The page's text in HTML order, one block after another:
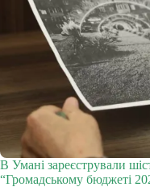
В Умані зареєстрували
“Громадському бюджеті